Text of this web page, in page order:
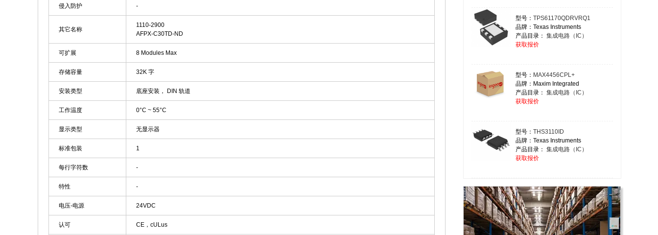
侵入防护 -
其它名称
1110-2900
AFPX-C30TD-ND
可扩展 8 Modules Max
存储容量 32K 字
安装类型 底座安装， DIN 轨道
工作温度 0°C ~ 55°C
显示类型 无显示器
标准包装 1
每行字符数 -
特性 -
电压-电源 24VDC
认可 CE，cULus
型号： TPS61170QDRVRQ1
品牌：Texas Instruments
产品目录： 集成电路（IC）
获取报价
型号： MAX4456CPL+
品牌：Maxim Integrated
产品目录： 集成电路（IC）
获取报价
型号： THS3110ID
品牌：Texas Instruments
产品目录： 集成电路（IC）
获取报价